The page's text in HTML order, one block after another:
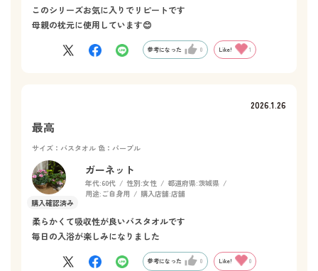
めちゃくちゃ可愛いバスタオルをありがとう。
このシリーズお気に入りでリピートです
母親の枕元に使用しています😊
参考になった 0 Like! 1
2026.1.26
最高
サイズ：バスタオル 色：パープル
ガーネット
年代:60代 性別:女性 都道府県:茨城県
用途: ご自身用 購入店舗:店舗
柔らかくて吸収性が良いバスタオルです
毎日の入浴が楽しみになりました
参考になった 0 Like! 0